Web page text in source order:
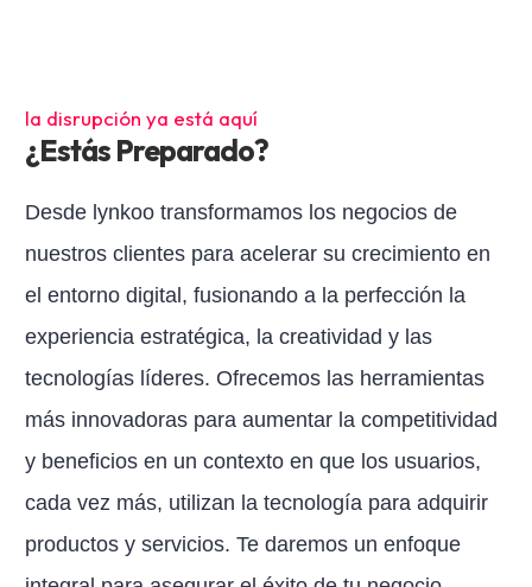
la disrupción ya está aquí
¿Estás Preparado?
Desde lynkoo transformamos los negocios de
nuestros clientes para acelerar su crecimiento en
el entorno digital, fusionando a la perfección la
experiencia estratégica, la creatividad y las
tecnologías líderes. Ofrecemos las herramientas
más innovadoras para aumentar la competitividad
y beneficios en un contexto en que los usuarios,
cada vez más, utilizan la tecnología para adquirir
productos y servicios. Te daremos un enfoque